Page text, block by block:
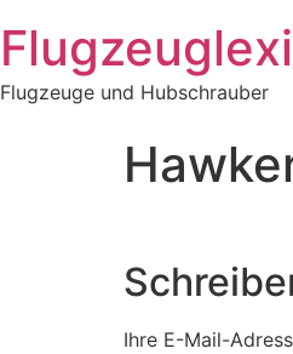
Inhalt
springen
Flugzeuge und Hubschrauber
Ihre E-Mail-